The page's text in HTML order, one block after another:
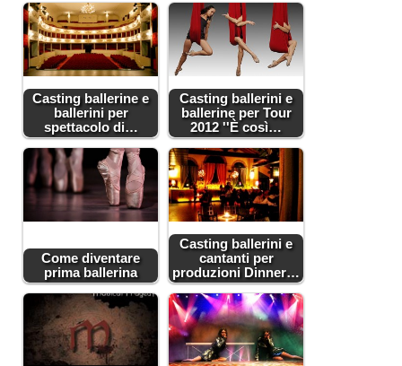
Casting ballerine e
ballerini per
spettacolo di…
Casting ballerini e
ballerine per Tour
2012 ''È così…
Come diventare
prima ballerina
Casting ballerini e
cantanti per
produzioni Dinner…